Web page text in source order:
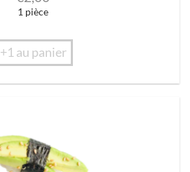
1 pièce
+1 au panier